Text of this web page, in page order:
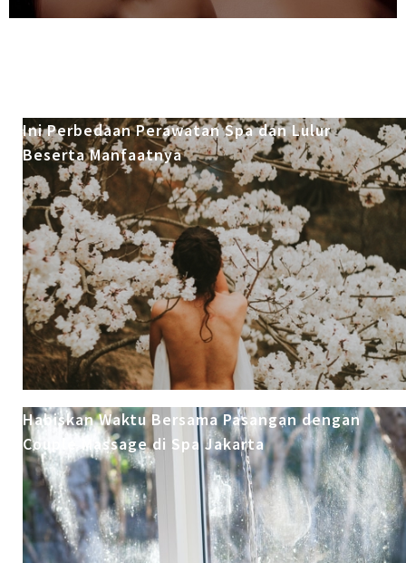
Ini Perbedaan Perawatan Spa dan Lulur
Beserta Manfaatnya
Habiskan Waktu Bersama Pasangan dengan
Couple Massage di Spa Jakarta